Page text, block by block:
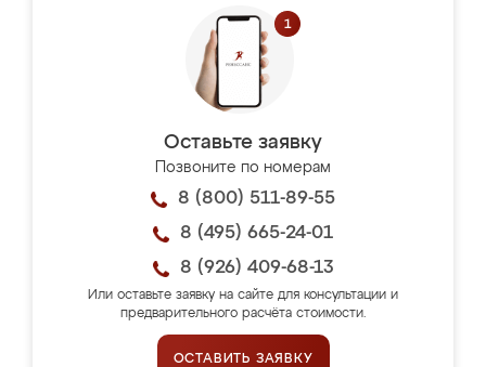
Оставьте заявку
Позвоните по номерам
8 (800) 511-89-55
8 (495) 665-24-01
8 (926) 409-68-13
Или оставьте заявку на сайте для консультации и
предварительного расчёта стоимости.
ОСТАВИТЬ ЗАЯВКУ